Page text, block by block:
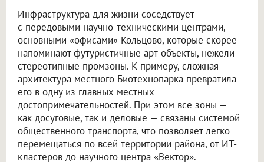
Инфраструктура для жизни соседствует
с передовыми научно-техническими центрами,
основными «офисами» Кольцово, которые скорее
напоминают футуристичные арт-объекты, нежели
стереотипные промзоны. К примеру, сложная
архитектура местного Биотехнопарка превратила
его в одну из главных местных
достопримечательностей. При этом все зоны —
как досуговые, так и деловые — связаны системой
общественного транспорта, что позволяет легко
перемещаться по всей территории района, от ИТ-
кластеров до научного центра «Вектор».